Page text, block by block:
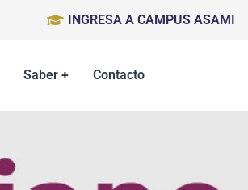
INGRESA A CAMPUS ASAMI
Saber + Contacto